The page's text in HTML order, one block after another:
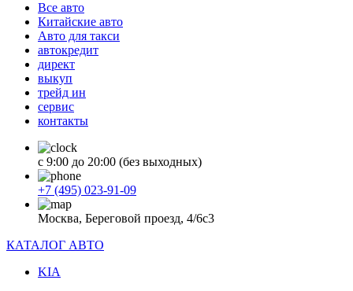
Все авто
Китайские авто
Авто для такси
автокредит
директ
выкуп
трейд ин
сервис
контакты
с 9:00 до 20:00 (без выходных)
+7 (495) 023-91-09
Москва, Береговой проезд, 4/6с3
КАТАЛОГ АВТО
KIA